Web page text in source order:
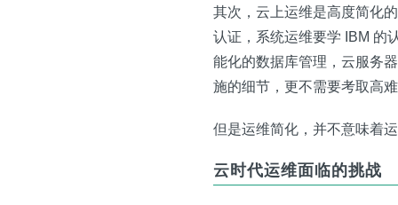
其次，云上运维是高度简化
认证，系统运维要学 IBM 的
能化的数据库管理，云服务
施的细节，更不需要考取高
但是运维简化，并不意味着
云时代运维面临的挑战